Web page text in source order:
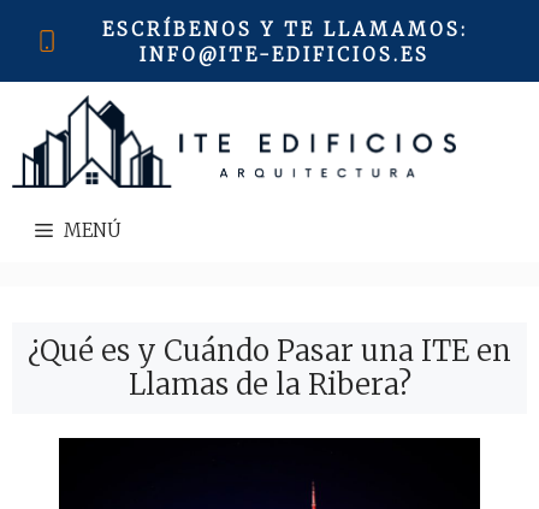
ESCRÍBENOS Y TE LLAMAMOS:
INFO@ITE-EDIFICIOS.ES
MENÚ
¿Qué es y Cuándo Pasar una ITE en
Llamas de la Ribera?